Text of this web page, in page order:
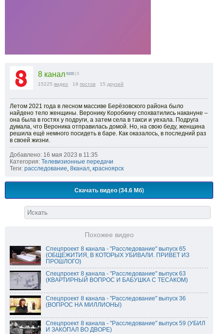
8 канал 9100 | 0
15225 видео 19 постов 15 друзей
Летом 2021 года в лесном массиве Берёзовского района было
найдено тело женщины. Веронику Коробкину спохватились накануне –
она была в гостях у подруги, а затем села в такси и уехала. Подруга
думала, что Вероника отправилась домой. Но, на свою беду, женщина
решила ещё немного посидеть в баре. Как оказалось, в последний раз
в своей жизни.
Добавлено: 16 мая 2023 в 11:35
Категория: Телевизионные передачи
Теги: расследование, 8канал, красноярск
Скачать видео (34.6 Мб)
Похожее видео
Спецпроект 8 канала - "Расследование" выпуск 65
(ОБЩЕЖИТИЯ, В КОТОРЫХ УБИВАЛИ. ПРИВЕТ ИЗ
ПРОШЛОГО)
Спецпроект 8 канала - "Расследование" выпуск 63
(КВАРТИРНЫЙ ВОПРОС И БАБУШКА С ТЕСАКОМ)
Спецпроект 8 канала - "Расследование" выпуск 36
(ВОПРОС НА МИЛЛИОНЫ)
Спецпроект 8 канала - "Расследование" выпуск 59 (УБИЛ
И ЗАКОПАЛ ВО ДВОРЕ)